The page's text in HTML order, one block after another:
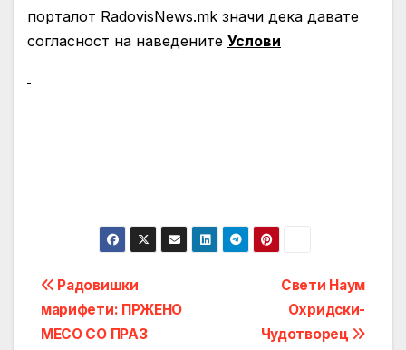
порталот RadovisNews.mk значи дека давате
согласност на нaведените Услови
Post
navigation
Свети Наум
Охридски-
Чудотворец
Радовишки
марифети: ПРЖЕНО
МЕСО СО ПРАЗ